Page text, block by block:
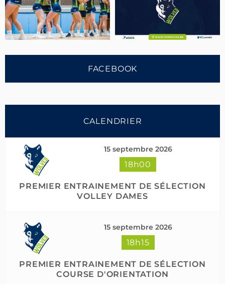
Suivre sur Instagram
FACEBOOK
CALENDRIER
15 septembre 2026
18h00
PREMIER ENTRAINEMENT DE SÉLECTION
VOLLEY DAMES
15 septembre 2026
18h15
PREMIER ENTRAINEMENT DE SÉLECTION
COURSE D'ORIENTATION